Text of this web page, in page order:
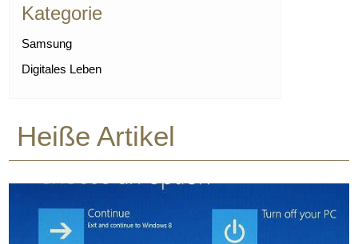
Kategorie
Samsung
Digitales Leben
Heiße Artikel